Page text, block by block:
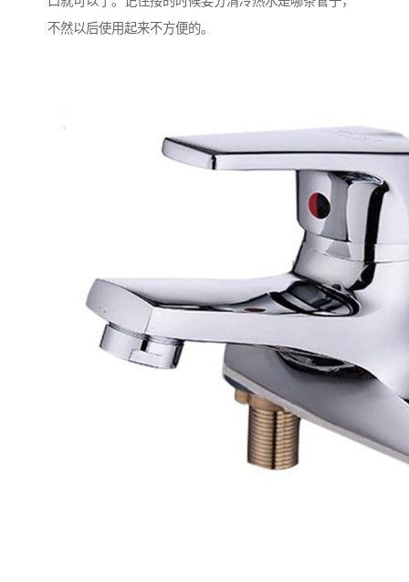
不然以后使用起来不方便的。